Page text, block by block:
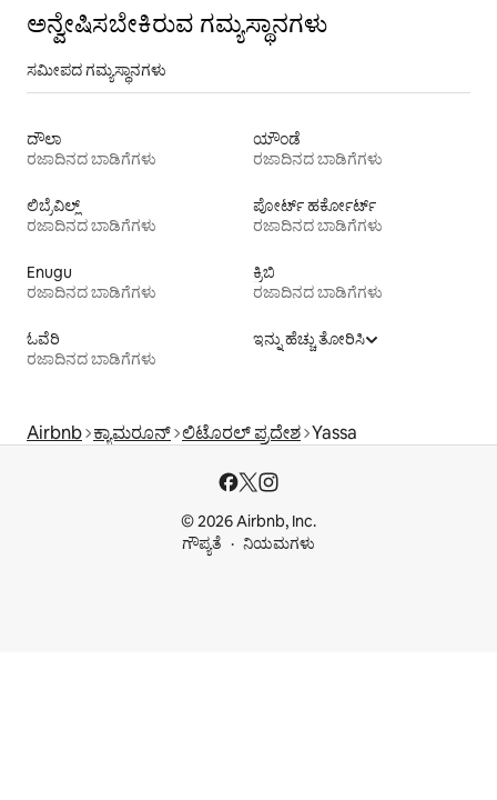
ಅನ್ವೇಷಿಸಬೇಕಿರುವ ಗಮ್ಯಸ್ಥಾನಗಳು
ಸಮೀಪದ ಗಮ್ಯಸ್ಥಾನಗಳು
ದೌಲಾ
ರಜಾದಿನದ ಬಾಡಿಗೆಗಳು
ಯೌಂಡೆ
ರಜಾದಿನದ ಬಾಡಿಗೆಗಳು
ಲಿಬ್ರೆವಿಲ್ಲ್
ರಜಾದಿನದ ಬಾಡಿಗೆಗಳು
ಪೋರ್ಟ್ ಹರ್ಕೋರ್ಟ್
ರಜಾದಿನದ ಬಾಡಿಗೆಗಳು
Enugu
ರಜಾದಿನದ ಬಾಡಿಗೆಗಳು
ಕ್ರಿಬಿ
ರಜಾದಿನದ ಬಾಡಿಗೆಗಳು
ಓವೆರಿ
ರಜಾದಿನದ ಬಾಡಿಗೆಗಳು
ಇನ್ನು ಹೆಚ್ಚು ತೋರಿಸಿ
Airbnb ಕ್ಯಾಮರೂನ್ ಲಿಟೊರಲ್ ಪ್ರದೇಶ Yassa
© 2026 Airbnb, Inc.
ಗೌಪ್ಯತೆ
ನಿಯಮಗಳು